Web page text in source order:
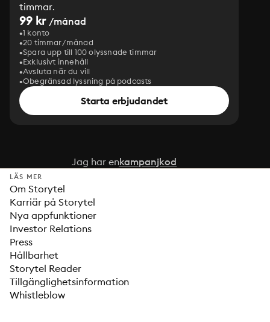
timmar.
99 kr /månad
1 konto
20 timmar/månad
Spara upp till 100 olyssnade timmar
Exklusivt innehåll
Avsluta när du vill
Obegränsad lyssning på podcasts
Starta erbjudandet
Jag har enkampanjkod
LÄS MER
Om Storytel
Karriär på Storytel
Nya appfunktioner
Investor Relations
Press
Hållbarhet
Storytel Reader
Tillgänglighetsinformation
Whistleblow